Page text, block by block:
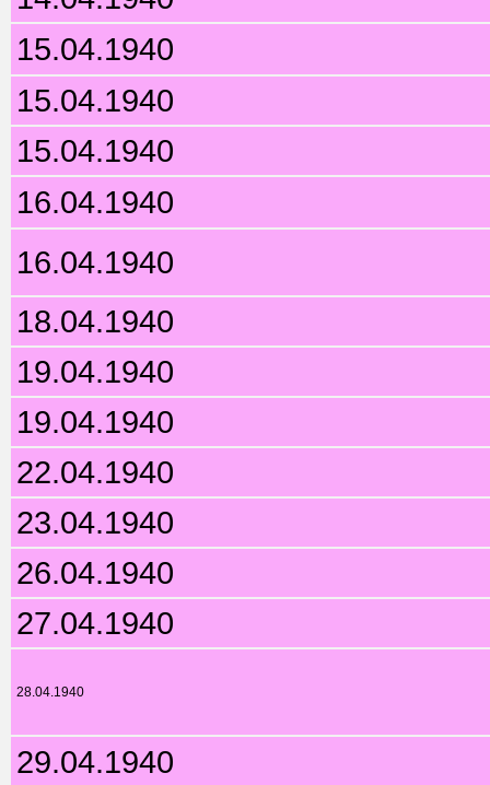
15.04.1940
15.04.1940
15.04.1940
16.04.1940
16.04.1940
18.04.1940
19.04.1940
19.04.1940
22.04.1940
23.04.1940
26.04.1940
27.04.1940
28.04.1940
29.04.1940